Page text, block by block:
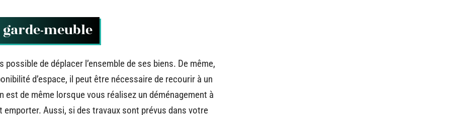
meuble
possible de déplacer l’ensemble de ses biens. De même,
d’espace, il peut être nécessaire de recourir à un
est de même lorsque vous réalisez un déménagement à
emporter. Aussi, si des travaux sont prévus dans votre